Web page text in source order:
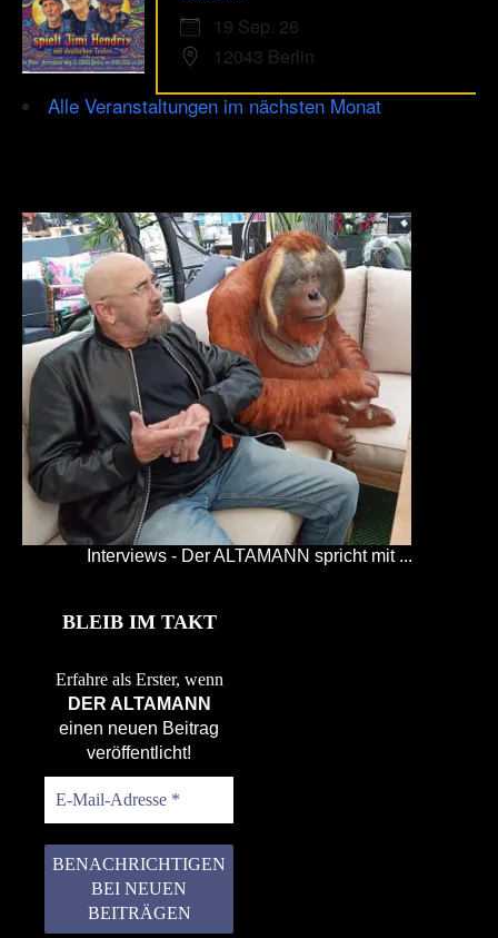
19 Sep. 26
12043 Berlin
Alle Veranstaltungen im nächsten Monat
Interviews - Der ALTAMANN spricht mit ...
BLEIB IM TAKT
Erfahre als Erster, wenn
DER ALTAMANN
einen neuen Beitrag
veröffentlicht!